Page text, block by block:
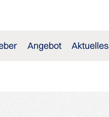
Angebot Aktuelles